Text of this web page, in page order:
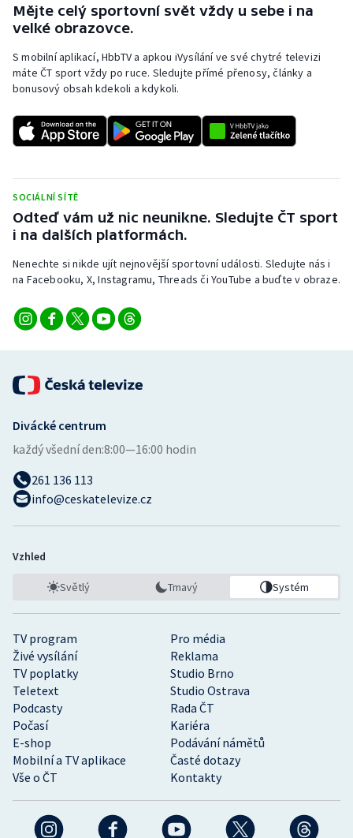
Mějte celý sportovní svět vždy u sebe i na
velké obrazovce.
S mobilní aplikací, HbbTV a apkou iVysílání ve své chytré televizi
máte ČT sport vždy po ruce. Sledujte přímé přenosy, články a
bonusový obsah kdekoli a kdykoli.
SOCIÁLNÍ SÍTĚ
Odteď vám už nic neunikne. Sledujte ČT sport
i na dalších platformách.
Nenechte si nikde ujít nejnovější sportovní události. Sledujte nás i
na Facebooku, X, Instagramu, Threads či YouTube a buďte v obraze.
TV program
Pro média
Živé vysílání
Reklama
TV poplatky
Studio Brno
Teletext
Studio Ostrava
Podcasty
Rada ČT
Počasí
Kariéra
E-shop
Podávání námětů
Mobilní a TV aplikace
Časté dotazy
Vše o ČT
Kontakty
Divácké centrum
každý všední den:8:00—16:00 hodin
261 136 113
info@ceskatelevize.cz
Vzhled
Světlý Tmavý Systém